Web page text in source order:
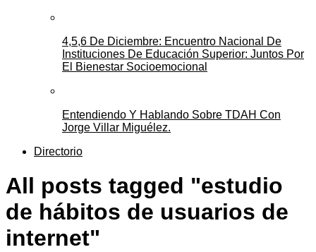
4,5,6 De Diciembre: Encuentro Nacional De
Instituciones De Educación Superior: Juntos Por
El Bienestar Socioemocional
Entendiendo Y Hablando Sobre TDAH Con
Jorge Villar Miguélez.
Directorio
All posts tagged "estudio
de hábitos de usuarios de
internet"